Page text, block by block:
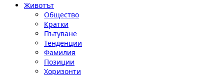
Животът
Общество
Кратки
Пътуване
Тенденции
Фамилия
Позиции
Хоризонти